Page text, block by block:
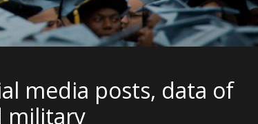
media posts, data of
military